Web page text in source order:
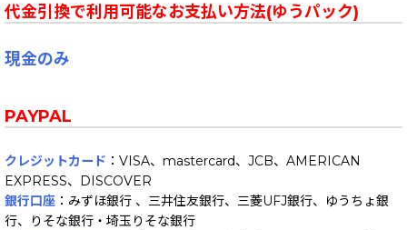
代金引換で利用可能なお支払い方法(ゆうパック)
現金のみ
PAYPAL
クレジットカード ：VISA、mastercard、JCB、AMERICAN
EXPRESS、DISCOVER
銀行口座 ：みずほ銀行 、三井住友銀行、三菱UFJ銀行、ゆうちょ銀
行、りそな銀行・埼玉りそな銀行